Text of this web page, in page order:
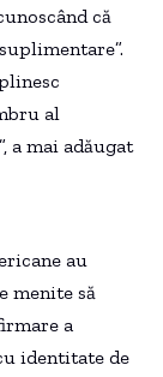
că
al
a mai adăugat
au
menite să
a
identitate de